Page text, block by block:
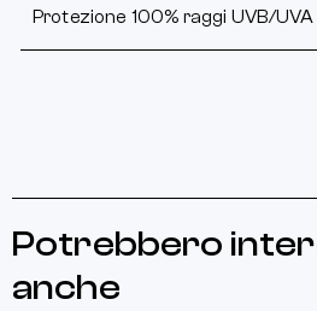
Protezione 100% raggi UVB/UVA
Potrebbero
anche